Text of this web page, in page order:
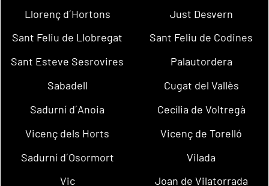
Llorenç d´Hortons
Just Desvern
Sant Feliu de Llobregat
Sant Feliu de Codines
Sant Esteve Sesrovires
Palautordera
Sabadell
Cugat del Vallès
Sadurní d´Anoia
Cecília de Voltregà
Vicenç dels Horts
Vicenç de Torelló
Sadurní d´Osormort
Vilada
Vic
Joan de Vilatorrada